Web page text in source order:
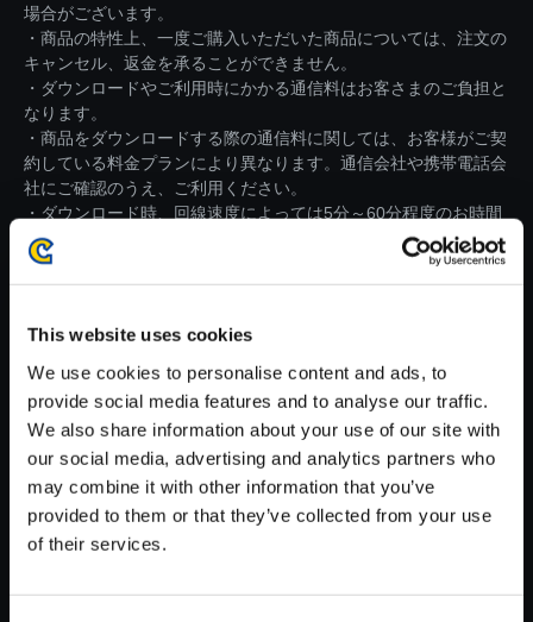
This website uses cookies
We use cookies to personalise content and ads, to
provide social media features and to analyse our traffic.
We also share information about your use of our site with
our social media, advertising and analytics partners who
may combine it with other information that you’ve
provided to them or that they’ve collected from your use
of their services.
場合がございます。
・商品の特性上、一度ご購入いただいた商品については、注文の
キャンセル、返金を承ることができません。
・ダウンロードやご利用時にかかる通信料はお客さまのご負担と
なります。
・商品をダウンロードする際の通信料に関しては、お客様がご契
約している料金プランにより異なります。通信会社や携帯電話会
社にご確認のうえ、ご利用ください。
・ダウンロード時、回線速度によっては5分～60分程度のお時間
がかかる場合がございます。
※ご購入いただいたファイルのダウンロードの際には、通信環境
が安定しているWifi環境でお試しください。
【単曲】DEVIL MAY CRY 5 Ori
ginal SoundTrack Here Goe
s！！